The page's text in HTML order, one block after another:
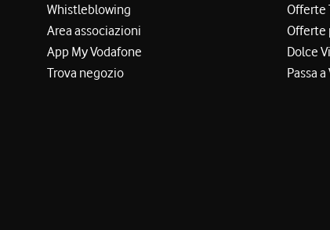
Whistleblowing
Area associazioni
App My Vodafone
Trova negozio
Offerte
Offerte
Dolce
Passa